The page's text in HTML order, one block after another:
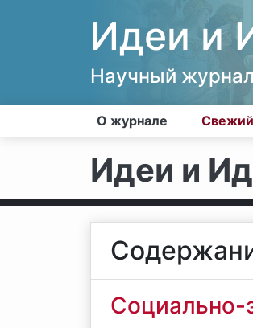
Идеи и
Научный журнал
О журнале
Идеи и
Социально-